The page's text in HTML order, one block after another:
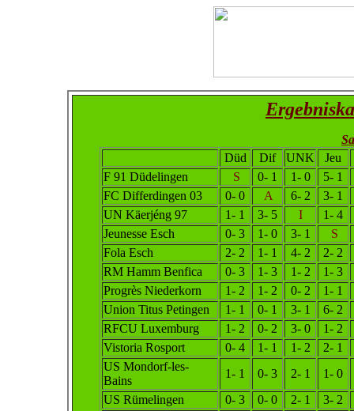
Düd
Dif UNK
Jeu
F 91 Düdelingen
S 0- 1 1- 0
5- 1
FC Differdingen 03
0- 0 A 6- 2
3- 1
UN Käerjéng 97
1- 1 3- 5 I
1- 4
Jeunesse Esch
0- 3 1- 0 3- 1
S
Fola Esch
2- 2 1- 1 4- 2
2- 2
RM Hamm Benfica
0- 3 1- 3 1- 2
1- 3
Progrès Niederkorn
1- 2 1- 2 0- 2
1- 1
Union Titus Petingen
1- 1 0- 1 3- 1
6- 2
RFCU Luxemburg
1- 2 0- 2 3- 0
1- 2
Vistoria Rosport
0- 4 1- 1 1- 2
2- 1
US Mondorf-les-
Bains
1- 1 0- 3 2- 1
1- 0
US Rümelingen
0- 3 0- 0 2- 1
3- 2